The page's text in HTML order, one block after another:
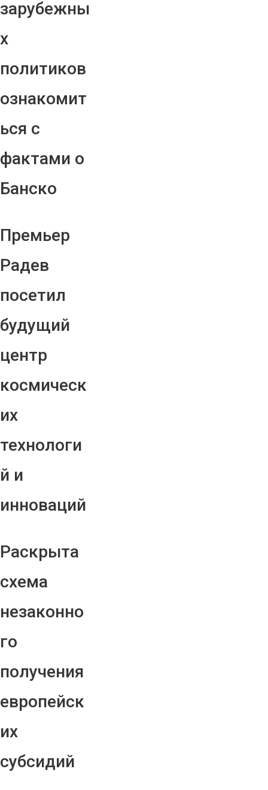
зарубежны
х
политиков
ознакомит
ься с
фактами о
Банско
Премьер
Радев
посетил
будущий
центр
космическ
их
технологи
й и
инноваций
Раскрыта
схема
незаконно
го
получения
европейск
их
субсидий